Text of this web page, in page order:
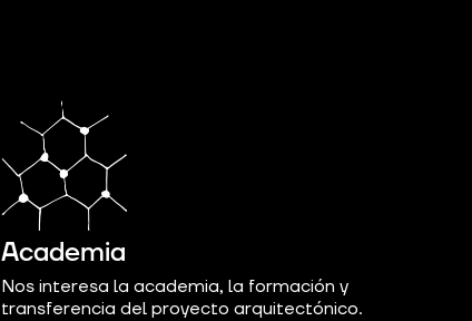
Academia
Nos interesa la academia, la formación y
transferencia del proyecto arquitectónico.